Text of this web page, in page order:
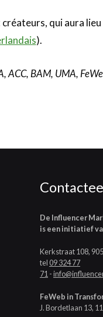
qui aura lieu
).
BAM, UMA,
De Influencer
is een initiatief
Kerkstraat 108,
tel09 324 77
71-
FeWeb in
J. Bordetlaan 13,